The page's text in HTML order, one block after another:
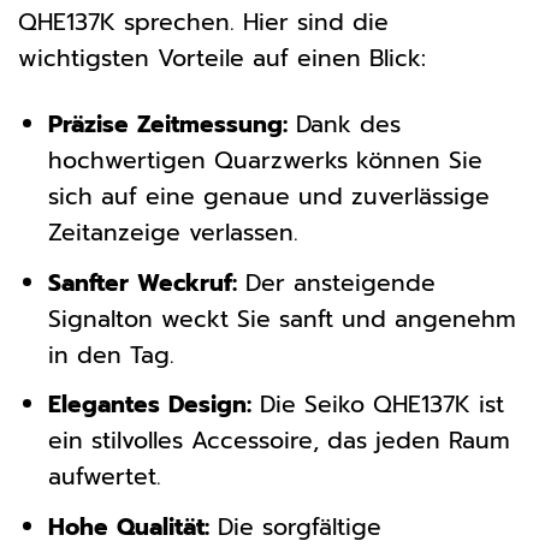
QHE137K sprechen. Hier sind die
wichtigsten Vorteile auf einen Blick:
Präzise Zeitmessung:Dank des
hochwertigen Quarzwerks können Sie
sich auf eine genaue und zuverlässige
Zeitanzeige verlassen.
Sanfter Weckruf:Der ansteigende
Signalton weckt Sie sanft und angenehm
in den Tag.
Elegantes Design:Die Seiko QHE137K ist
ein stilvolles Accessoire, das jeden Raum
aufwertet.
Hohe Qualität:Die sorgfältige